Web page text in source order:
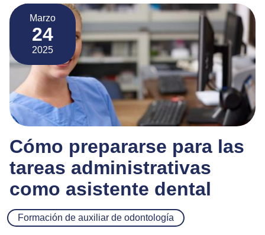
Marzo
24
2025
Cómo prepararse para las
tareas administrativas
como asistente dental
Formación de auxiliar de odontología